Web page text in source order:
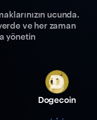
ucunda.
ve her zaman
yönetin
Dogecoin